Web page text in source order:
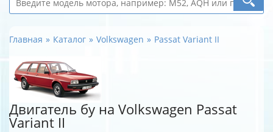
Главная Каталог Volkswagen Passat Variant II
Двигатель бу на Volkswagen Passat
Variant II